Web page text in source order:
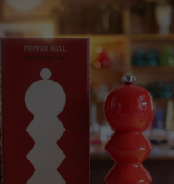
AÑADIR AL CARRITO